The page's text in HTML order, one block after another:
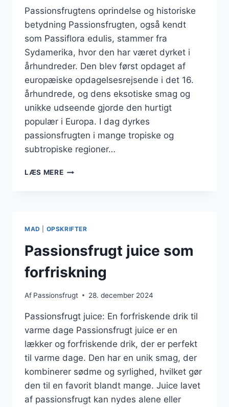
Passionsfrugtens oprindelse og historiske
betydning Passionsfrugten, også kendt
som Passiflora edulis, stammer fra
Sydamerika, hvor den har været dyrket i
århundreder. Den blev først opdaget af
europæiske opdagelsesrejsende i det 16.
århundrede, og dens eksotiske smag og
unikke udseende gjorde den hurtigt
populær i Europa. I dag dyrkes
passionsfrugten i mange tropiske og
subtropiske regioner…
LÆS MEREPASSIONSFRUGT
MAD OPSKRIFTER
Passionsfrugt juice som
forfriskning
Af Passionsfrugt 28. december 2024
Passionsfrugt juice: En forfriskende drik til
varme dage Passionsfrugt juice er en
lækker og forfriskende drik, der er perfekt
til varme dage. Den har en unik smag, der
kombinerer sødme og syrlighed, hvilket gør
den til en favorit blandt mange. Juice lavet
af passionsfrugt kan nydes alene eller